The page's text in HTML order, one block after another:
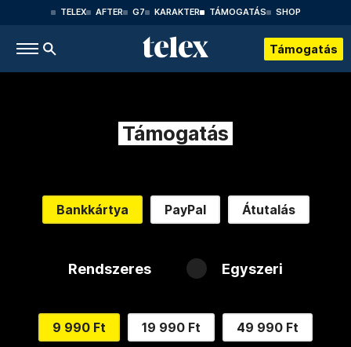
TELEX AFTER G7 KARAKTER TÁMOGATÁS SHOP
Támogatás
Támogatás
Bankkártya PayPal Átutalás
Rendszeres Egyszeri
9 990 Ft 19 990 Ft 49 990 Ft